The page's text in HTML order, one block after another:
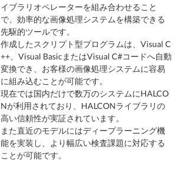
イブラリオペレーターを組み合わせること
で、効率的な画像処理システムを構築できる
先駆的ツールです。
作成したスクリプト型プログラムは、Visual C
++、Visual BasicまたはVisual C#コードへ自動
変換でき、お客様の画像処理システムに容易
に組み込むことが可能です。
現在では国内だけで数万のシステムにHALCO
Nが利用されており、HALCONライブラリの
高い信頼性が実証されています。
また直近のモデルにはディープラーニング機
能を実装し、より幅広い検査課題に対応する
ことが可能です。